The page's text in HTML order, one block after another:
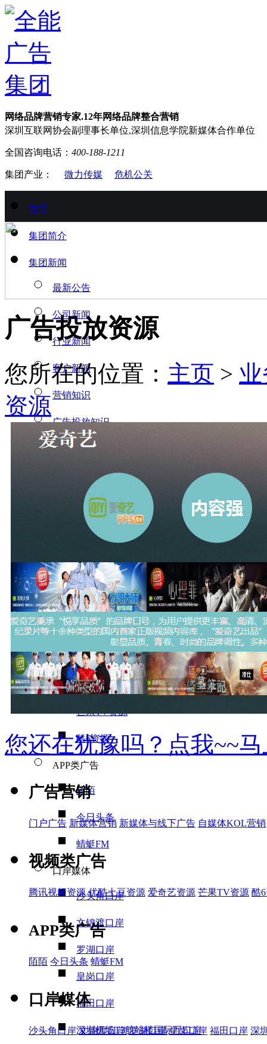
网络品牌营销专家.12年网络品牌整合营销
深圳互联网协会副理事长单位,深圳信息学院新媒体合作单位
全国咨询电话： 400-188-1211
集团产业： 微力传媒 危机公关
首页
集团简介
集团新闻
最新公告
公司新闻
行业新闻
客户新闻
营销知识
广告投放知识
业务范围
门户广告
新媒体营销
自媒体KOL营销
视频类广告
腾讯视频资源
优酷土豆资源
爱奇艺资源
芒果TV资源
酷6资源
APP类广告
陌陌
今日头条
蜻蜓FM
口岸媒体
沙头角口岸
文锦渡口岸
罗湖口岸
皇岗口岸
福田口岸
深圳机场T3航站楼国际厅口岸
广告投放资源
您所在的位置： 主页 >
资源
您还在犹豫吗？点我~~
广告营销
门户广告 新媒体营销 新媒体与线下广告 自媒体KOL营销
视频类广告
腾讯视频资源 优酷土豆资源 爱奇艺资源 芒果TV资源 酷
APP类广告
陌陌 今日头条 蜻蜓FM
口岸媒体
沙头角口岸 文锦渡口岸 罗湖口岸 皇岗口岸 福田口岸 深